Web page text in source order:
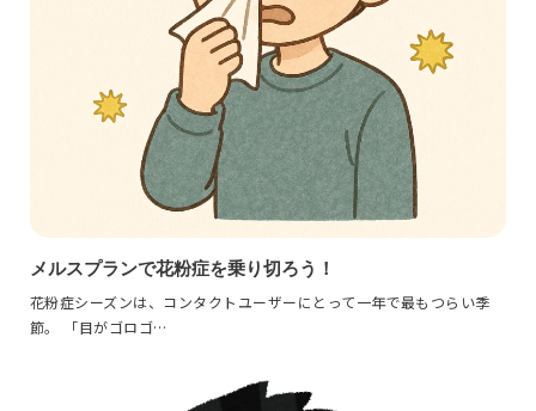
メルスプランで花粉症を乗り切ろう！
花粉症シーズンは、コンタクトユーザーにとって一年で最もつらい季
節。 「目がゴロゴ…